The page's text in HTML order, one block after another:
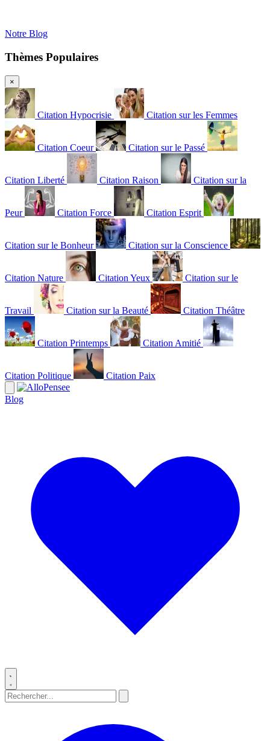
Notre Blog
Thèmes Populaires
×
Citation Hypocrisie Citation sur les Femmes
Citation Coeur Citation sur le Passé
Citation Liberté Citation Raison Citation sur la
Peur Citation Force Citation Esprit
Citation sur le Bonheur Citation sur la Conscience
Citation Nature Citation Yeux Citation sur le
Travail Citation sur la Beauté Citation Théâtre
Citation Printemps Citation Amitié
Citation Politique Citation Paix
Blog